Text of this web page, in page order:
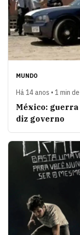
MUNDO
Há 14 anos • 1 min
México: guerra
diz governo